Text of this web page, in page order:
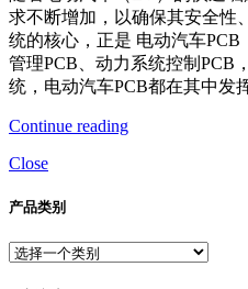
求不断增加，以确保其安全性
统的核心，正是 电动汽车
管理PCB、动力系统控制PCB
统，电动汽车PCB都在其中发
Continue reading
Close
产品类别